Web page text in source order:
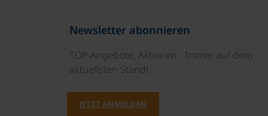
Newsletter abonnieren
TOP-Angebote, Aktionen - Immer auf dem
aktuellsten Stand!
JETZT ANMELDEN